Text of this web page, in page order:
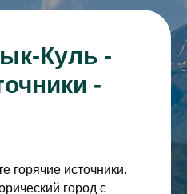
Куль -
-
горячие источники.
город с